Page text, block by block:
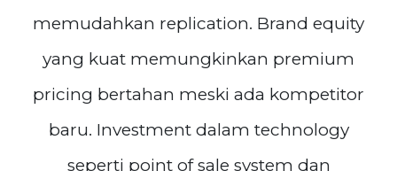
memudahkan replication. Brand equity
yang kuat memungkinkan premium
pricing bertahan meski ada kompetitor
baru. Investment dalam technology
seperti point of sale system dan